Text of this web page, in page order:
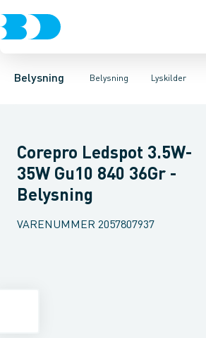
Belysning Belysning
Belysning Lyskilder
LyskilderBelysningsarmaturer
LED Lyskilder LysrørUV-Lampe
Corepro Ledspot 3.5W-
35W Gu10 840 36Gr -
Belysning
VARENUMMER 2057807937